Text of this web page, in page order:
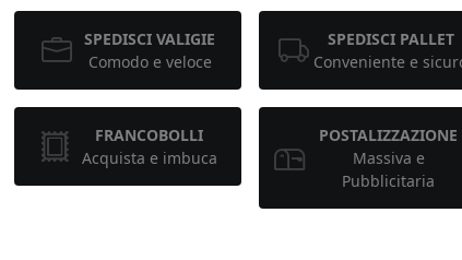
SPEDISCI VALIGIE
Comodo e veloce
SPEDISCI PALLET
Conveniente e
FRANCOBOLLI
Acquista e imbuca
POSTALIZZAZIONE
Massiva e
Pubblicitaria